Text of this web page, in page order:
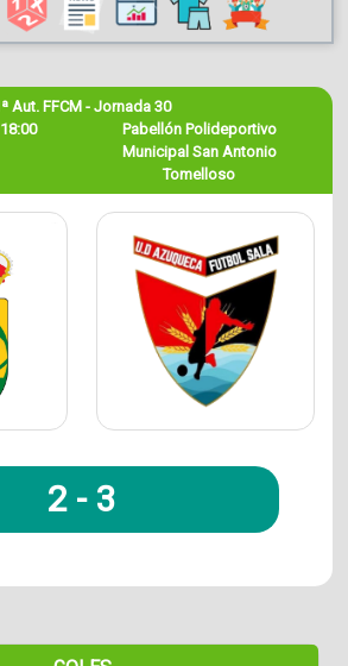
Aut. FFCM - Jornada 30
Pabellón Polideportivo
Municipal San Antonio
Tomelloso
2 - 3